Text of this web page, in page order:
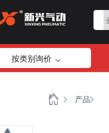
按类别询价
首页 / 产品